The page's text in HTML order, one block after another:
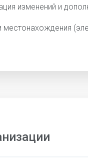
изменений и